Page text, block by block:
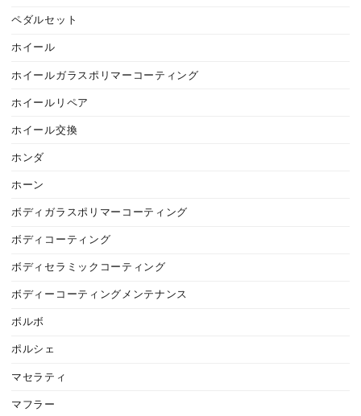
ペダルセット
ホイール
ホイールガラスポリマーコーティング
ホイールリペア
ホイール交換
ホンダ
ホーン
ボディガラスポリマーコーティング
ボディコーティング
ボディセラミックコーティング
ボディーコーティングメンテナンス
ボルボ
ポルシェ
マセラティ
マフラー